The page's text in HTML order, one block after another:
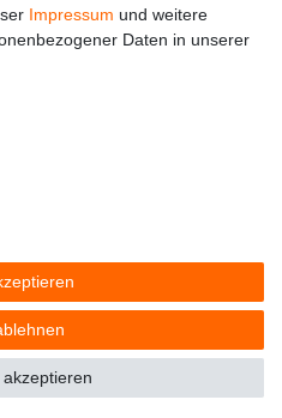
Produkte und
ausschließlich der
darauf hingewiesen, dass
auf der Webseite
tatsächlich gelieferten
Abbildungen,
können Änderungen
die finalen
Anbieter behält sich das
vorherige Ankündigung
Produkten vorzunehmen.
Impressum und weitere
Daten in unserer